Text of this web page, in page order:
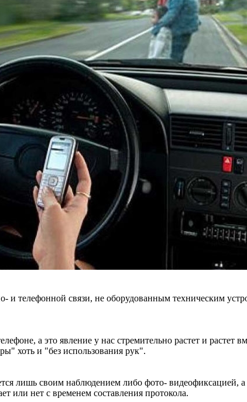
и телефонной связи, не оборудованным техническим
а это явление у нас стремительно растет и растет
хоть и "без использования рук".
лишь своим наблюдением либо фото- видеофиксацией, а
или нет с временем составления протокола.